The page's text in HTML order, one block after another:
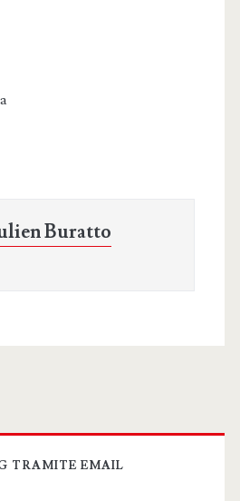
Buratto
TRAMITE EMAIL